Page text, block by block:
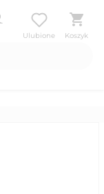
Ulubione Koszyk